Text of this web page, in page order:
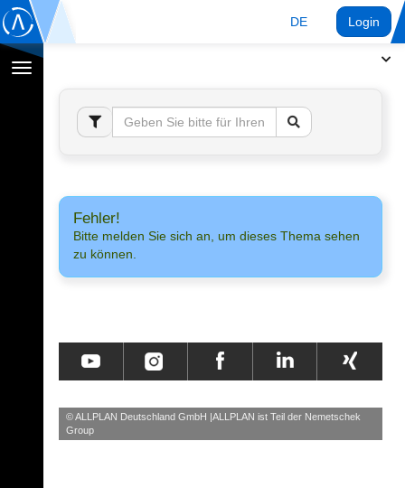
DE Login
Navigation
umschalten
Fehler!
Bitte melden Sie sich an, um dieses Thema sehen
zu können.
© ALLPLAN Deutschland GmbH ALLPLAN ist Teil der Nemetschek
Group